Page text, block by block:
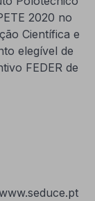
2020 no
Científica e
elegível de
FEDER de